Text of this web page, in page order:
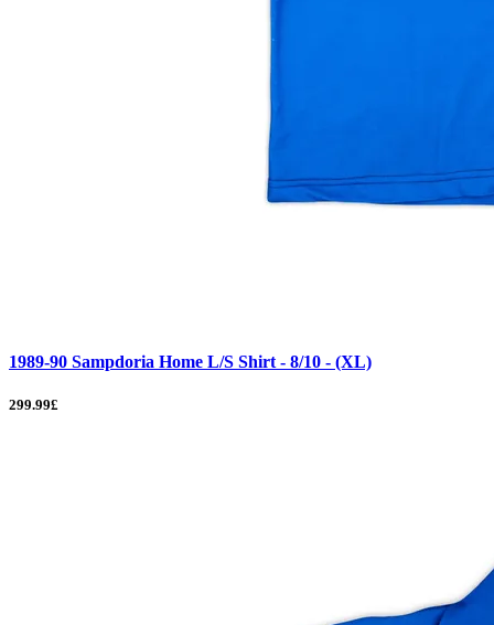
1989-90 Sampdoria Home L/S Shirt - 8/10 - (XL)
299.99£